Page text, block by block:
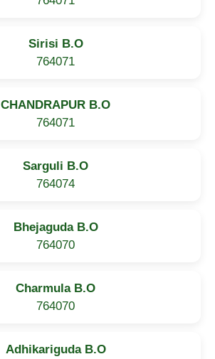
Sirisi B.O
764071
CHANDRAPUR B.O
764071
Sarguli B.O
764074
Bhejaguda B.O
764070
Charmula B.O
764070
Adhikariguda B.O